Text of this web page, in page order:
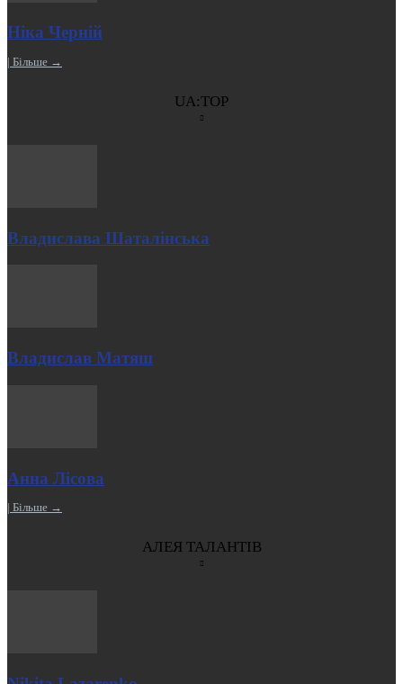
Ніка Черній
| Більше →
UA:TOP
Владислава Шаталінська
Владислав Матяш
Анна Лісова
| Більше →
АЛЕЯ ТАЛАНТІВ